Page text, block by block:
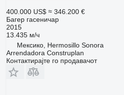
400.000 US$ ≈ 346.200 €
Багер гасеничар
2015
13.435 м/ч
Мексико, Hermosillo Sonora
Arrendadora Construplan
Контактирајте го продавачот